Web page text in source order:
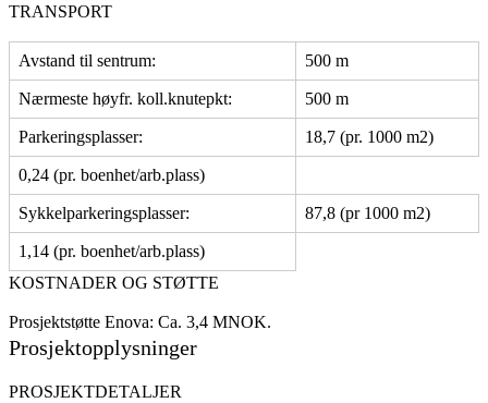
TRANSPORT
Avstand til sentrum: 500 m
Nærmeste høyfr. koll.knutepkt: 500 m
Parkeringsplasser: 18,7 (pr. 1000 m2)
0,24 (pr. boenhet/arb.plass)
Sykkelparkeringsplasser: 87,8 (pr 1000 m2)
1,14 (pr. boenhet/arb.plass)
KOSTNADER OG STØTTE
Prosjektstøtte Enova: Ca. 3,4 MNOK.
Prosjektopplysninger
PROSJEKTDETALJER